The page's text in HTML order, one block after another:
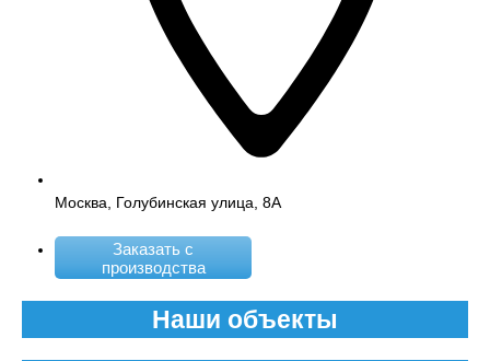
Москва, Голубинская улица, 8А
Заказать с
производства
Наши объекты